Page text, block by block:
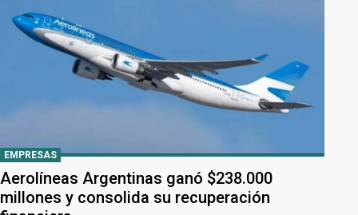
EMPRESAS
Aerolíneas Argentinas ganó $238.000
millones y consolida su recuperación